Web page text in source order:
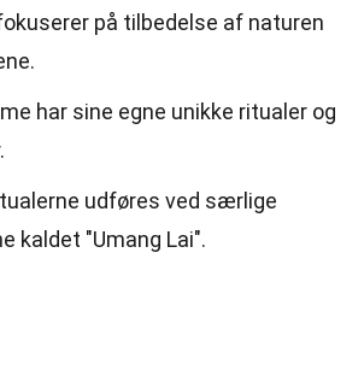
på tilbedelse af naturen
har sine egne unikke ritualer og
udføres ved særlige
kaldet "Umang Lai".